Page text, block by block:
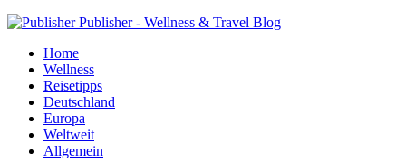
Publisher - Wellness & Travel Blog
Home
Wellness
Reisetipps
Deutschland
Europa
Weltweit
Allgemein